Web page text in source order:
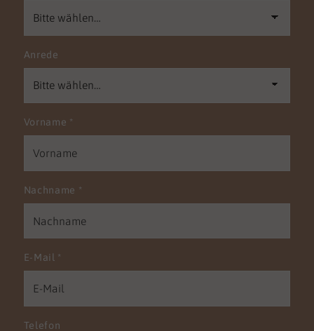
Anrede
Vorname *
Nachname *
E-Mail *
Telefon